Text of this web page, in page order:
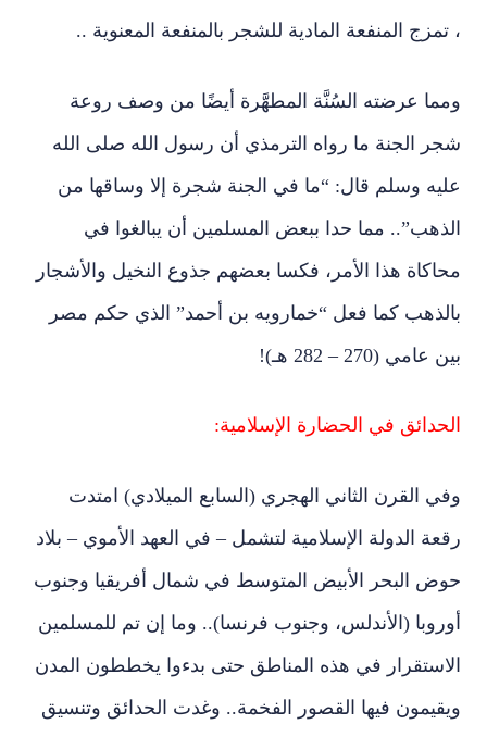
، تمزج المنفعة المادية للشجر بالمنفعة المعنوية ..
ومما عرضته السُنَّة المطهَّرة أيضًا من وصف روعة
شجر الجنة ما رواه الترمذي أن رسول الله صلى الله
عليه وسلم قال: “ما في الجنة شجرة إلا وساقها من
الذهب”.. مما حدا ببعض المسلمين أن يبالغوا في
محاكاة هذا الأمر، فكسا بعضهم جذوع النخيل والأشجار
بالذهب كما فعل “خمارويه بن أحمد” الذي حكم مصر
بين عامي (270 – 282 هـ)!
الحدائق في الحضارة الإسلامية:
وفي القرن الثاني الهجري (السابع الميلادي) امتدت
رقعة الدولة الإسلامية لتشمل – في العهد الأموي – بلاد
حوض البحر الأبيض المتوسط في شمال أفريقيا وجنوب
أوروبا (الأندلس، وجنوب فرنسا).. وما إن تم للمسلمين
الاستقرار في هذه المناطق حتى بدءوا يخططون المدن
ويقيمون فيها القصور الفخمة.. وغدت الحدائق وتنسيق